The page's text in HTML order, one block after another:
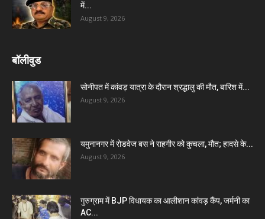
में...
August 9, 2026
बॉलीवुड
सोनीपत में कांवड़ यात्रा के दौरान श्रद्धालु की मौत, बारिश में...
August 9, 2026
यमुनानगर में रोडवेज बस ने राहगीर को कुचला, मौत; हादसे के...
August 9, 2026
गुरुग्राम में BJP विधायक का आलीशान कांवड़ कैंप, जर्मनी का
AC...